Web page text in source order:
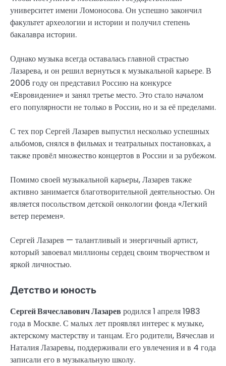
университет имени Ломоносова. Он успешно закончил
факультет археологии и истории и получил степень
бакалавра истории.
Однако музыка всегда оставалась главной страстью
Лазарева, и он решил вернуться к музыкальной карьере. В
2006 году он представил Россию на конкурсе
«Евровидение» и занял третье место. Это стало началом
его популярности не только в России, но и за её пределами.
С тех пор Сергей Лазарев выпустил несколько успешных
альбомов, снялся в фильмах и театральных постановках, а
также провёл множество концертов в России и за рубежом.
Помимо своей музыкальной карьеры, Лазарев также
активно занимается благотворительной деятельностью. Он
является посольством детской онкологии фонда «Легкий
ветер перемен».
Сергей Лазарев — талантливый и энергичный артист,
который завоевал миллионы сердец своим творчеством и
яркой личностью.
Детство и юность
Сергей Вячеславович Лазарев родился 1 апреля 1983
года в Москве. С малых лет проявлял интерес к музыке,
актерскому мастерству и танцам. Его родители, Вячеслав и
Наталия Лазаревы, поддерживали его увлечения и в 4 года
записали его в музыкальную школу.